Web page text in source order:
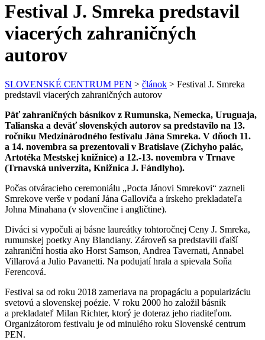
Festival J. Smreka predstavil
viacerých zahraničných
autorov
SLOVENSKÉ CENTRUM PEN > článok > Festival J. Smreka
predstavil viacerých zahraničných autorov
Päť zahraničných básnikov z Rumunska, Nemecka, Uruguaja,
Talianska a deväť slovenských autorov sa predstavilo na 13.
ročníku Medzinárodného festivalu Jána Smreka. V dňoch 11.
a 14. novembra sa prezentovali v Bratislave (Zichyho palác,
Artotéka Mestskej knižnice) a 12.-13. novembra v Trnave
(Trnavská univerzita, Knižnica J. Fándlyho).
Počas otváracieho ceremoniálu „Pocta Jánovi Smrekovi“ zazneli
Smrekove verše v podaní Jána Galloviča a írskeho prekladateľa
Johna Minahana (v slovenčine i angličtine).
Diváci si vypočuli aj básne laureátky tohtoročnej Ceny J. Smreka,
rumunskej poetky Any Blandiany. Zároveň sa predstavili ďalší
zahraniční hostia ako Horst Samson, Andrea Tavernati, Annabel
Villarová a Julio Pavanetti. Na podujatí hrala a spievala Soňa
Ferencová.
Festival sa od roku 2018 zameriava na propagáciu a popularizáciu
svetovú a slovenskej poézie. V roku 2000 ho založil básnik
a prekladateľ Milan Richter, ktorý je doteraz jeho riaditeľom.
Organizátorom festivalu je od minulého roku Slovenské centrum
PEN.